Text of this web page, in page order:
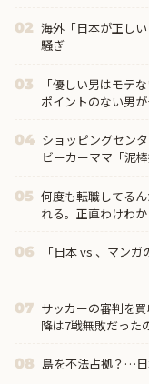
飛ばすね」
02 海外「日本が正し
騒ぎ
03
「優しい男はモテ
ポイントのない男
04 ショッピングセン
ビーカーママ「泥
05 何度も転職してる
れる。正直わけわ
06 「日本 vs 、マンガ
07 サッカーの審判を
降は7戦無敗だった
08 島を不法占拠？…